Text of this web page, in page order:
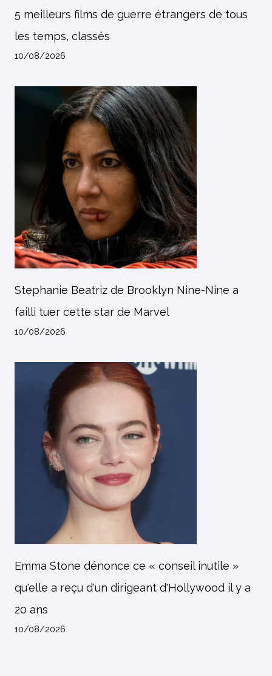
5 meilleurs films de guerre étrangers de tous
les temps, classés
10/08/2026
Stephanie Beatriz de Brooklyn Nine-Nine a
failli tuer cette star de Marvel
10/08/2026
Emma Stone dénonce ce « conseil inutile »
qu'elle a reçu d'un dirigeant d'Hollywood il y a
20 ans
10/08/2026